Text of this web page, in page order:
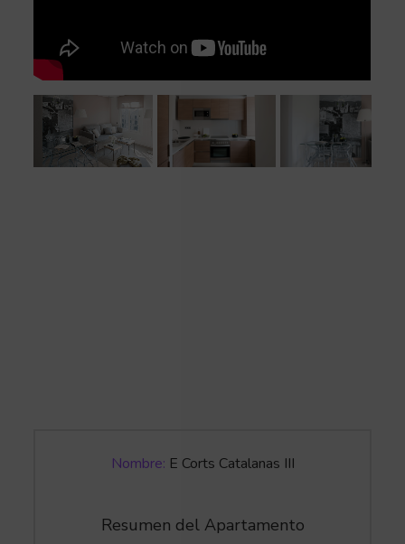
Nombre: E Corts Catalanas III
Resumen del Apartamento